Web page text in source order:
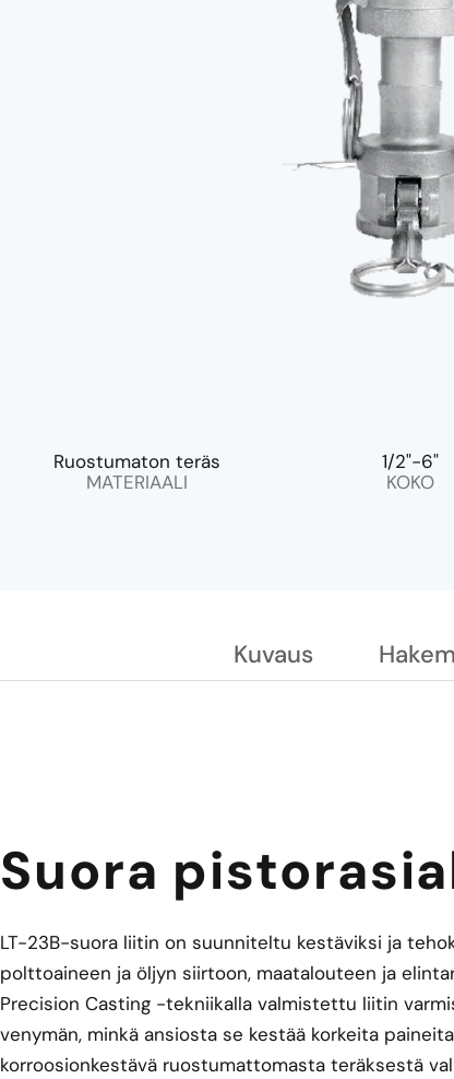
Ruostumaton teräs
MATERIAALI
1/2"-6"
KOKO
Kuvaus
Suora
LT-23B-suora liitin on suunniteltu kestäviksi ja
polttoaineen ja öljyn siirtoon, maatalouteen ja
Precision Casting -tekniikalla valmistettu liitin
venymän, minkä ansiosta se kestää korkeita
korroosionkestävä ruostumattomasta teräksestä